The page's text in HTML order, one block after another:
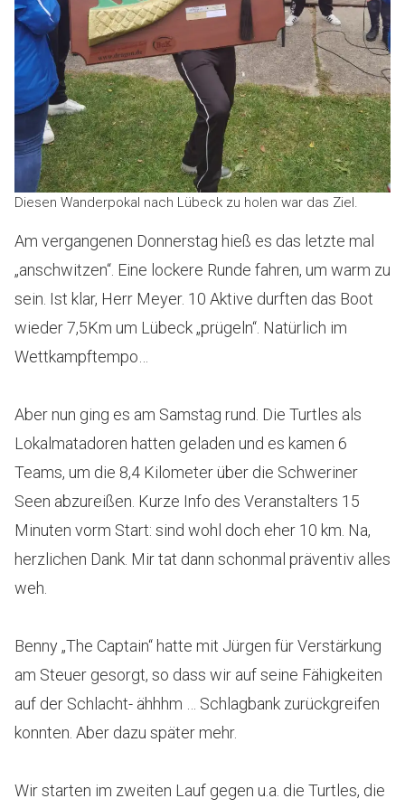
Diesen Wanderpokal nach Lübeck zu holen war das Ziel.
Am vergangenen Donnerstag hieß es das letzte mal
„anschwitzen“. Eine lockere Runde fahren, um warm zu
sein. Ist klar, Herr Meyer. 10 Aktive durften das Boot
wieder 7,5Km um Lübeck „prügeln“. Natürlich im
Wettkampftempo…
Aber nun ging es am Samstag rund. Die Turtles als
Lokalmatadoren hatten geladen und es kamen 6
Teams, um die 8,4 Kilometer über die Schweriner
Seen abzureißen. Kurze Info des Veranstalters 15
Minuten vorm Start: sind wohl doch eher 10 km. Na,
herzlichen Dank. Mir tat dann schonmal präventiv alles
weh.
Benny „The Captain“ hatte mit Jürgen für Verstärkung
am Steuer gesorgt, so dass wir auf seine Fähigkeiten
auf der Schlacht- ähhhm … Schlagbank zurückgreifen
konnten. Aber dazu später mehr.
Wir starten im zweiten Lauf gegen u.a. die Turtles, die